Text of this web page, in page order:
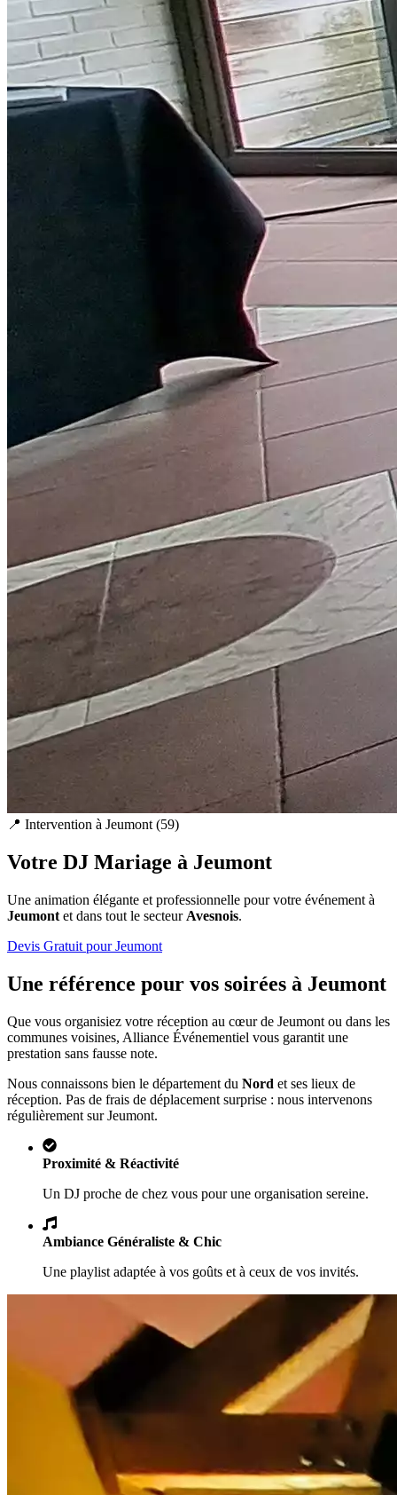
📍 Intervention à Jeumont (59)
Votre DJ Mariage à Jeumont
Une animation élégante et professionnelle pour votre événement à
Jeumont et dans tout le secteur Avesnois.
Devis Gratuit pourJeumont
Une référence pour vos soirées à Jeumont
Que vous organisiez votre réception au cœur de Jeumont ou dans les
communes voisines, Alliance Événementiel vous garantit une
prestation sans fausse note.
Nous connaissons bien le département du Nord et ses lieux de
réception. Pas de frais de déplacement surprise : nous intervenons
régulièrement surJeumont.
Proximité & Réactivité
Un DJ proche de chez vous pour une organisation sereine.
Ambiance Généraliste & Chic
Une playlist adaptée à vos goûts et à ceux de vos invités.